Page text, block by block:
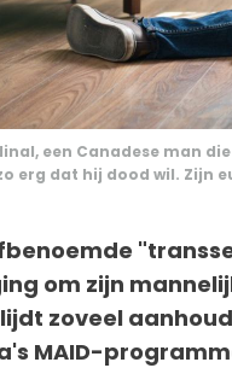
een Canadese man
erg dat hij dood wil. Zijn
om zijn
zoveel
MAID-